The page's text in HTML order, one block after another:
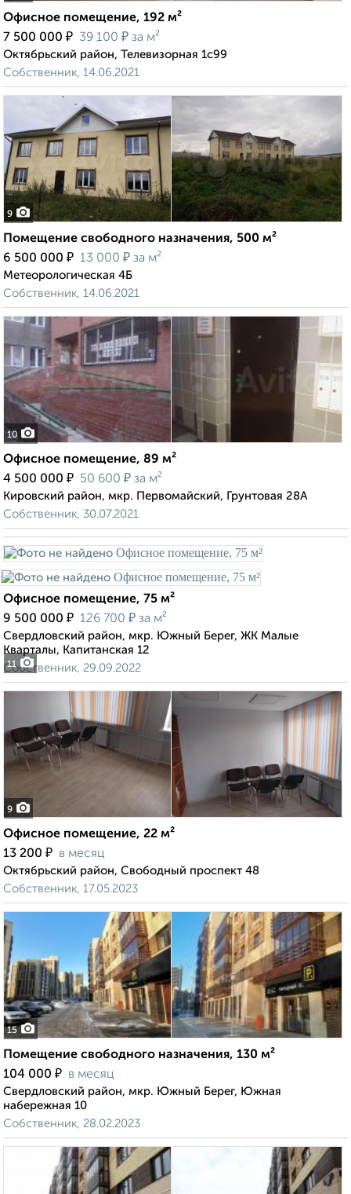
Офисное помещение, 192 м²
7 500 000 ₽ 39 100 ₽ за м²
Октябрьский район, Телевизорная 1с99
Собственник, 14.06.2021
9
Помещение свободного назначения, 500 м²
6 500 000 ₽ 13 000 ₽ за м²
Метеорологическая 4Б
Собственник, 14.06.2021
10
Офисное помещение, 89 м²
4 500 000 ₽ 50 600 ₽ за м²
Кировский район, мкр. Первомайский, Грунтовая 28А
Собственник, 30.07.2021
11
Офисное помещение, 75 м²
9 500 000 ₽ 126 700 ₽ за м²
Свердловский район, мкр. Южный Берег, ЖК Малые
Кварталы, Капитанская 12
Собственник, 29.09.2022
9
Офисное помещение, 22 м²
13 200 ₽ в месяц
Октябрьский район, Свободный проспект 48
Собственник, 17.05.2023
15
Помещение свободного назначения, 130 м²
104 000 ₽ в месяц
Свердловский район, мкр. Южный Берег, Южная
набережная 10
Собственник, 28.02.2023